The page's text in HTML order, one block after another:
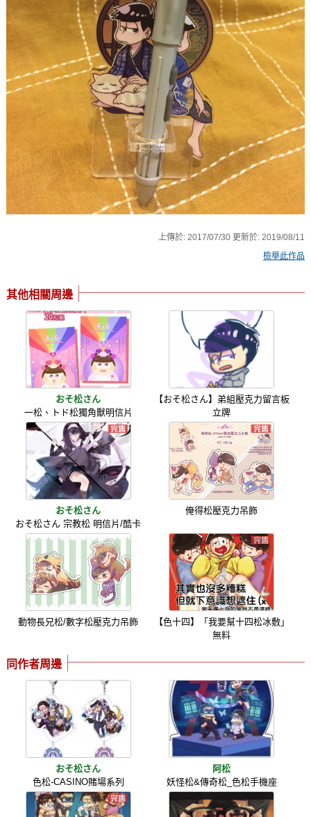
上傳於:2017/07/30 更新於:2019/08/11
檢舉此作品
其他相關周邊
おそ松さん
一松、トド松獨角獸明信片
【おそ松さん】弟組壓克力留言板
立牌
おそ松さん
おそ松さん 宗教松 明信片/酷卡
俺得松壓克力吊飾
動物長兄松/數字松壓克力吊飾
【色十四】「我要幫十四松冰敷」
無料
同作者周邊
おそ松さん
色松-CASINO賭場系列
阿松
妖怪松&傳奇松_色松手機座